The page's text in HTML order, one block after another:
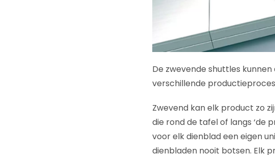
De zwevende shuttles kunnen
verschillende
Zwevend kan elk product zo
die rond de tafel of langs ‘de
voor elk dienblad een eigen
dienbladen nooit botsen. Elk